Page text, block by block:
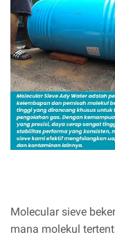
Molecular sieve
mana molekul